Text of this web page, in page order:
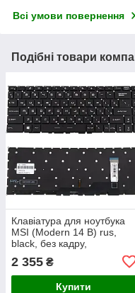
Всі умови повернення
Подібні товари
Клавіатура для ноутбука
MSI (Modern 14 B) rus,
black, без кадру,
(оригінал)
2 355 ₴
Купити